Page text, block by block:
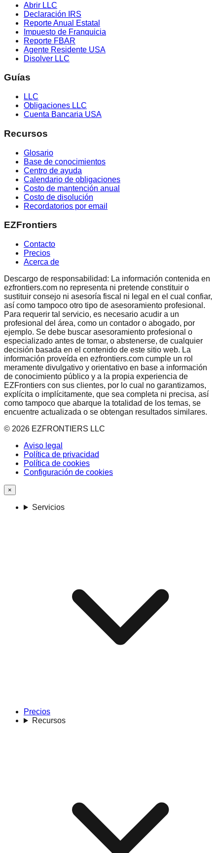
Abrir LLC
Declaración IRS
Reporte Anual Estatal
Impuesto de Franquicia
Reporte FBAR
Agente Residente USA
Disolver LLC
Guías
LLC
Obligaciones LLC
Cuenta Bancaria USA
Recursos
Glosario
Base de conocimientos
Centro de ayuda
Calendario de obligaciones
Costo de mantención anual
Costo de disolución
Recordatorios por email
EZFrontiers
Contacto
Precios
Acerca de
Descargo de responsabilidad: La información contenida en
ezfrontiers.com no representa ni pretende constituir o
sustituir consejo ni asesoría fiscal ni legal en el cual confiar,
así como tampoco otro tipo de asesoramiento profesional.
Para requerir tal servicio, es necesario acudir a un
profesional del área, como un contador o abogado, por
ejemplo. Se debe buscar asesoramiento profesional o
especializado antes de tomar, o abstenerse, de cualquier
decisión basada en el contenido de este sitio web. La
información proveída en ezfrontiers.com cumple un rol
meramente divulgativo y orientativo en base a información
de conocimiento público y a la propia experiencia de
EZFrontiers con sus clientes, por lo cual no garantizamos,
explícita o implícitamente, que sea completa ni precisa, así
como tampoco que abarque la totalidad de los temas, se
encuentre actualizada o se obtengan resultados similares.
© 2026 EZFRONTIERS LLC
Aviso legal
Política de privacidad
Política de cookies
Configuración de cookies
×
Servicios
Precios
Recursos